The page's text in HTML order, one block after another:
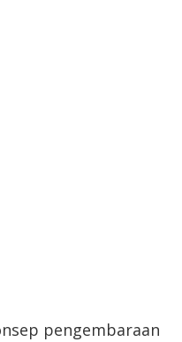
pengembaraan